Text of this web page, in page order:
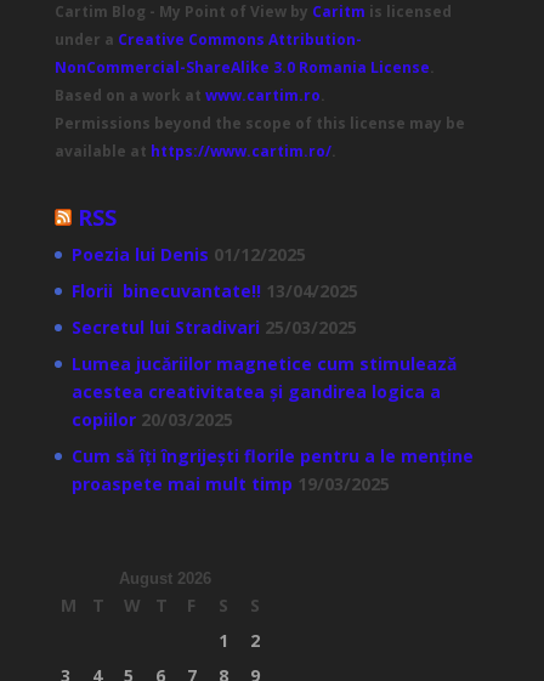
Cartim Blog - My Point of Viewby Caritm is licensed
under a Creative Commons Attribution-
NonCommercial-ShareAlike 3.0 Romania License.
Based on a work at www.cartim.ro.
Permissions beyond the scope of this license may be
available at https://www.cartim.ro/.
RSS
Poezia lui Denis 01/12/2025
Florii binecuvantate!! 13/04/2025
Secretul lui Stradivari 25/03/2025
Lumea jucăriilor magnetice cum stimulează
acestea creativitatea și gandirea logica a
copiilor 20/03/2025
Cum să îți îngrijești florile pentru a le menține
proaspete mai mult timp 19/03/2025
August 2026
M T W T F S
S
1
2
3
4 5 6 7 8 9